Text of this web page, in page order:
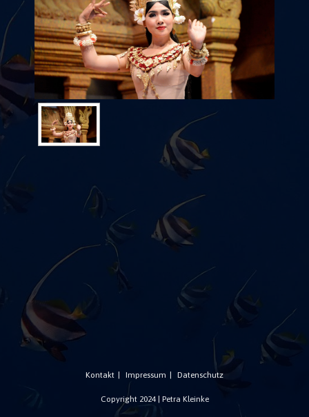
Kontakt Impressum Datenschutz
Copyright 2024 | Petra Kleinke